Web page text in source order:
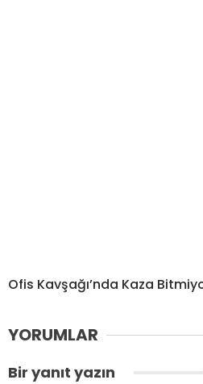
Ofis Kavşağı’nda Kaza
YORUMLAR
Bir yanıt yazın